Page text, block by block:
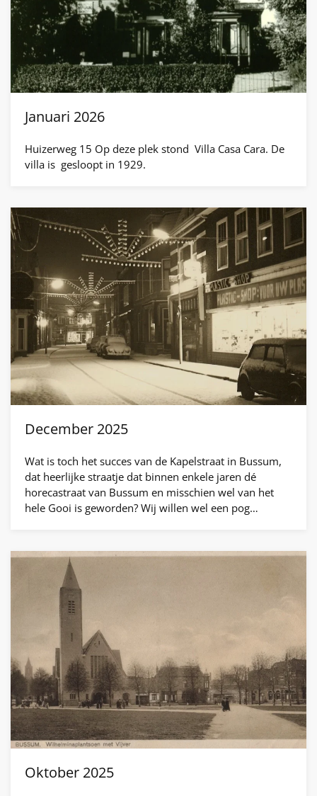
Januari 2026
Huizerweg 15 Op deze plek stond Villa Casa Cara. De
villa is gesloopt in 1929.
December 2025
Wat is toch het succes van de Kapelstraat in Bussum,
dat heerlijke straatje dat binnen enkele jaren dé
horecastraat van Bussum en misschien wel van het
hele Gooi is geworden? Wij willen wel een pog…
Oktober 2025